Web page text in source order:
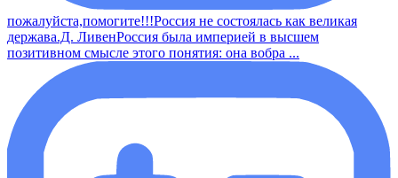
пожалуйста,помогите!!!Россия не состоялась как великая
держава.Д. ЛивенРоссия была империей в высшем
позитивном смысле этого понятия: она вобра ...